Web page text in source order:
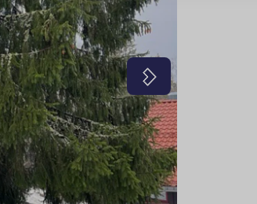
Neste